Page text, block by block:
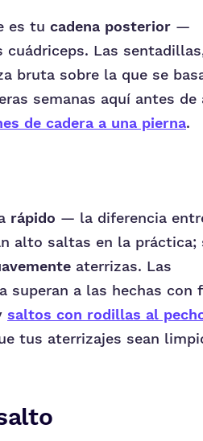
es tu cadena posterior —
Las
bruta sobre la que se
semanas aquí antes de
de cadera a una pierna.
rápido — la diferencia
alto saltas en la práctica;
aterrizas. Las
superan a las hechas con
saltos con rodillas al
tus aterrizajes sean